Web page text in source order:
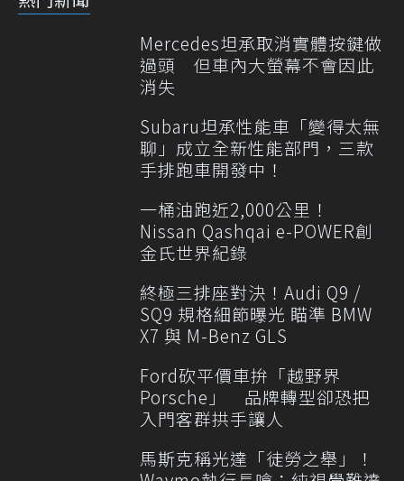
Mercedes坦承取消實體按鍵做
過頭 但車內大螢幕不會因此
消失
Subaru坦承性能車「變得太無
聊」成立全新性能部門，三款
手排跑車開發中！
一桶油跑近2,000公里！
Nissan Qashqai e-POWER創
金氏世界紀錄
終極三排座對決！Audi Q9 /
SQ9 規格細節曝光 瞄準 BMW
X7 與 M-Benz GLS
Ford砍平價車拚「越野界
Porsche」 品牌轉型卻恐把
入門客群拱手讓人
馬斯克稱光達「徒勞之舉」！